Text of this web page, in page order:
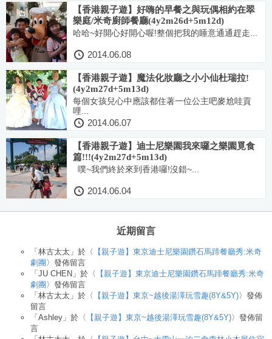
【香港親子遊】好嗨的早餐之與玩偶相約在翠
樂庭/米奇廚師餐廳(4y2m26d+5m12d)
哈哈~好開心好開心喔!整個把我的睡意通通趕走...
2014.06.08
【香港親子遊】魔法化妝廳之小小仙杜瑞拉!
(4y2m27d+5m13d)
每個女孩兒心中應該都住著一位公主吧麥尬哇貢
哩...
2014.06.07
【香港親子遊】迪士尼樂園我來囉之樂園覓食
篇!!!(4y2m27d+5m13d)
噗~我們終於來到香港囉!沒錯~...
2014.06.04
近期留言
「 林古太太 」於〈
【親子遊】東京迪士尼樂園鑽石馬蹄餐廳秀:米奇
劇團 〉發佈留言
「 JU CHEN 」於〈
【親子遊】東京迪士尼樂園鑽石馬蹄餐廳秀:米奇
劇團 〉發佈留言
「 林古太太 」於〈 【親子遊】東京~越後湯澤玩雪趣(8Y&5Y)〉發佈
留言
「 Ashley 」於〈 【親子遊】東京~越後湯澤玩雪趣(8Y&5Y)〉發佈留
言